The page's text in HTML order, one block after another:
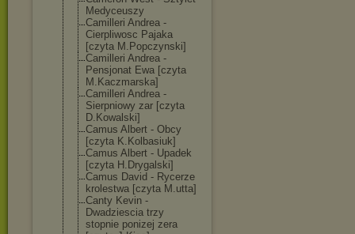
Medyceuszy
Camilleri Andrea -
Cierpliwosc Pajaka
[czyta M.Popczynski]
Camilleri Andrea -
Pensjonat Ewa [czyta
M.Kaczmarska]
Camilleri Andrea -
Sierpniowy zar [czyta
D.Kowalski]
Camus Albert - Obcy
[czyta K.Kolbasiuk]
Camus Albert - Upadek
[czyta H.Drygalski]
Camus David - Rycerze
krolestwa [czyta M.utta]
Canty Kevin -
Dwadziescia trzy
stopnie ponizej zera